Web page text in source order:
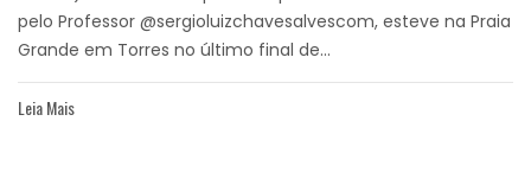
pelo Professor @sergioluizchavesalvescom, esteve na Praia
Grande em Torres no último final de...
Leia Mais